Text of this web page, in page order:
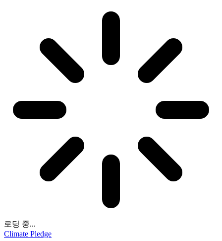
로딩 중...
Climate Pledge